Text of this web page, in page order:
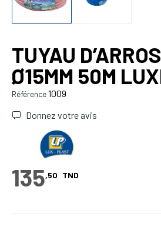
TUYAU
Ø15MM 50M
Référence1009
Donnez votre avis
135,50 TND